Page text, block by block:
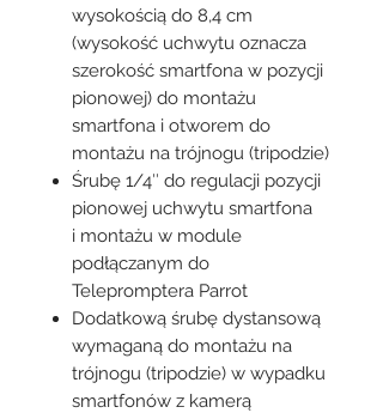
wysokością do 8,4 cm
(wysokość uchwytu oznacza
szerokość smartfona w pozycji
pionowej) do montażu
smartfona i otworem do
montażu na trójnogu (tripodzie)
Śrubę 1/4″ do regulacji pozycji
pionowej uchwytu smartfona
i montażu w module
podłączanym do
Telepromptera Parrot
Dodatkową śrubę dystansową
wymaganą do montażu na
trójnogu (tripodzie) w wypadku
smartfonów z kamerą